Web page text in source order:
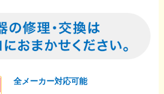
全メーカー対応可能